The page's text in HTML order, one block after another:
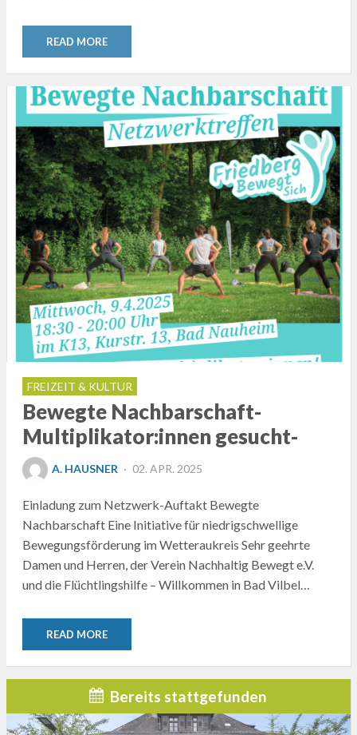
READ MORE
FREIZEIT & KULTUR
Bewegte Nachbarschaft-
Multiplikator:innen gesucht-
A. HAUSNER
POSTED
02. APR. 2025
Einladung zum Netzwerk-Auftakt Bewegte
Nachbarschaft Eine Initiative für niedrigschwellige
Bewegungsförderung im Wetteraukreis Sehr geehrte
Damen und Herren, der Verein Nachhaltig Bewegt e.V.
und die Flüchtlingshilfe – Willkommen in Bad Vilbel…
READ MORE
Bereits stattgefunden